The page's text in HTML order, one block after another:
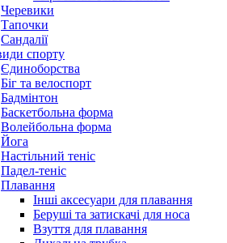
Черевики
Тапочки
Сандалії
спорту
Єдиноборства
Біг та велоспорт
Бадмінтон
Баскетбольна форма
Волейбольна форма
Йога
Настільний теніс
Падел-теніс
Плавання
Інші аксесуари для плавання
Беруші та затискачі для носа
Взуття для плавання